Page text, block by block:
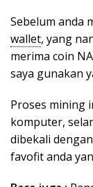
Sebelum anda
wallet, yang
merima coin
saya gunakan
Proses mining
komputer,
dibekali
favofit anda